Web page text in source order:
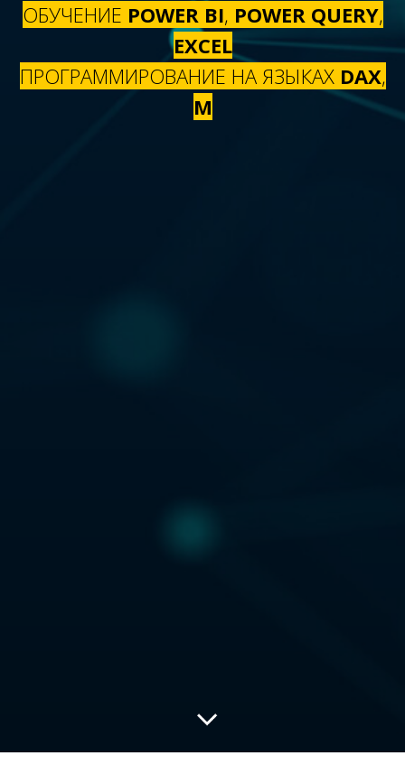
ОБУЧЕНИЕ POWER BI, POWER QUERY,
EXCEL
ПРОГРАММИРОВАНИЕ НА ЯЗЫКАХ DAX,
M